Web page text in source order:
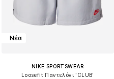
Νέα
NIKE SPORTSWEAR
Loosefit Παντελόνι 'CLUB'